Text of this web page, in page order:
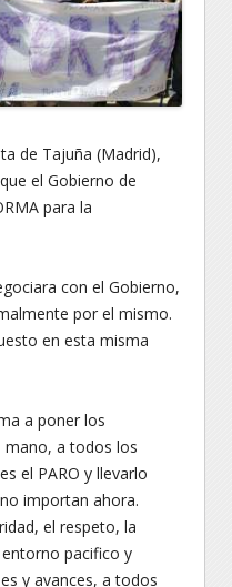
de Tajuña (Madrid),
el Gobierno de
para la
con el Gobierno,
por el mismo.
en esta misma
a poner los
mano, a todos los
el PARO y llevarlo
importan ahora.
el respeto, la
pacifico y
y avances, a todos